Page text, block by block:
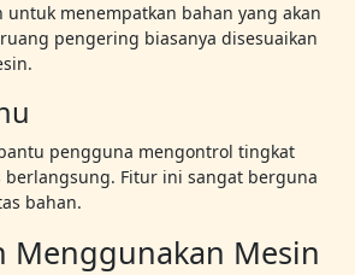
menempatkan bahan yang akan
pengering biasanya disesuaikan
pengguna mengontrol tingkat
berlangsung. Fitur ini sangat berguna
bahan.
Menggunakan Mesin